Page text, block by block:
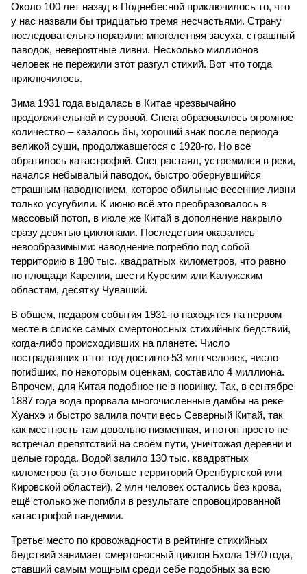
Около 100 лет назад в Поднебесной приключилось то, что
у нас назвали бы тридцатью тремя несчастьями. Страну
последовательно поразили: многолетняя засуха, страшный
паводок, невероятные ливни. Несколько миллионов
человек не пережили этот разгул стихий. Вот что тогда
приключилось.
Зима 1931 года выдалась в Китае чрезвычайно
продолжительной и суровой. Снега образовалось огромное
количество – казалось бы, хороший знак после периода
великой суши, продолжавшегося с 1928-го. Но всё
обратилось катастрофой. Снег растаял, устремился в реки,
начался небывалый паводок, быстро обернувшийся
страшным наводнением, которое обильные весенние ливни
только усугубили. К июню всё это преобразовалось в
массовый потоп, в июле же Китай в дополнение накрыло
сразу девятью циклонами. Последствия оказались
невообразимыми: наводнение погребло под собой
территорию в 180 тыс. квадратных километров, что равно
по площади Карелии, шести Курским или Калужским
областям, десятку Чуваший.
В общем, недаром события 1931-го находятся на первом
месте в списке самых смертоносных стихийных бедствий,
когда-либо происходивших на планете. Число
пострадавших в тот год достигло 53 млн человек, число
погибших, по некоторым оценкам, составило 4 миллиона.
Впрочем, для Китая подобное не в новинку. Так, в сентябре
1887 года вода прорвала многочисленные дамбы на реке
Хуанхэ и быстро залила почти весь Северный Китай, так
как местность там довольно низменная, и потоп просто не
встречал препятствий на своём пути, уничтожая деревни и
целые города. Водой залило 130 тыс. квадратных
километров (а это больше территорий Оренбургской или
Кировской областей), 2 млн человек остались без крова,
ещё столько же погибли в результате спровоцированной
катастрофой пандемии.
Третье место по кровожадности в рейтинге стихийных
бедствий занимает смертоносный циклон Бхола 1970 года,
ставший самым мощным среди себе подобных за всю